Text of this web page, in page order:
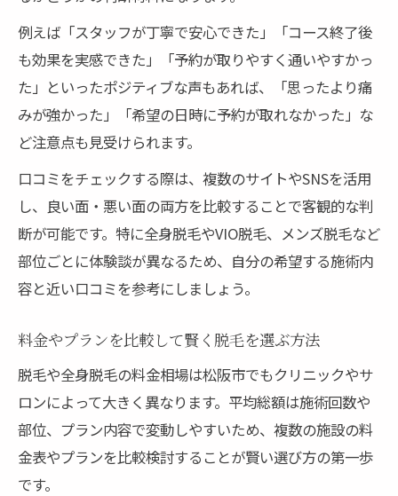
例えば「スタッフが丁寧で安心できた」「コース終了後
も効果を実感できた」「予約が取りやすく通いやすかっ
た」といったポジティブな声もあれば、「思ったより痛
みが強かった」「希望の日時に予約が取れなかった」な
ど注意点も見受けられます。
口コミをチェックする際は、複数のサイトやSNSを活用
し、良い面・悪い面の両方を比較することで客観的な判
断が可能です。特に全身脱毛やVIO脱毛、メンズ脱毛など
部位ごとに体験談が異なるため、自分の希望する施術内
容と近い口コミを参考にしましょう。
料金やプランを比較して賢く脱毛を選ぶ方法
脱毛や全身脱毛の料金相場は松阪市でもクリニックやサ
ロンによって大きく異なります。平均総額は施術回数や
部位、プラン内容で変動しやすいため、複数の施設の料
金表やプランを比較検討することが賢い選び方の第一歩
です。